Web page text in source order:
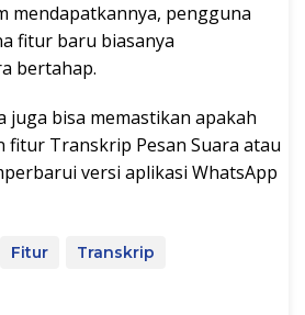
mendapatkannya, pengguna
fitur baru biasanya
bertahap.
juga bisa memastikan apakah
fitur Transkrip Pesan Suara atau
versi aplikasi WhatsApp
Fitur
Transkrip